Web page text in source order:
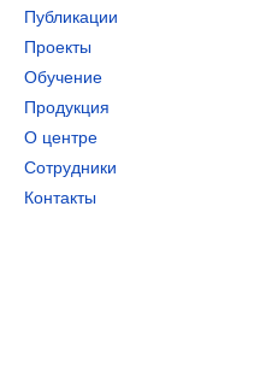
Публикации
Проекты
Обучение
Продукция
О центре
Сотрудники
Контакты